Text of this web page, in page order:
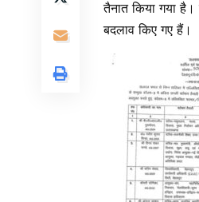
तैनात किया गया
बदलाव किए गए हैं।